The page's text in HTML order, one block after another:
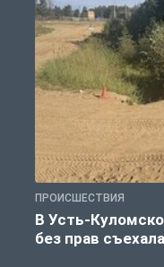
ПРОИСШЕСТВИЯ
В Усть-
без прав